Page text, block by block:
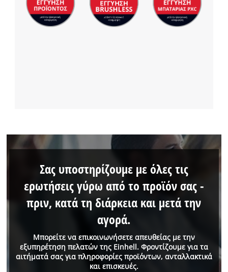
Μπορείτε να επικοινωνήσετε απευθείας με την
εξυπηρέτηση πελατών της Einhell. Φροντίζουμε για τα
αιτήματά σας για πληροφορίες προϊόντων, ανταλλακτικά
και επισκευές.
Σας υποστηρίζουμε με όλες τις
ερωτήσεις γύρω από το προϊόν σας -
πριν, κατά τη διάρκεια και μετά την
αγορά.